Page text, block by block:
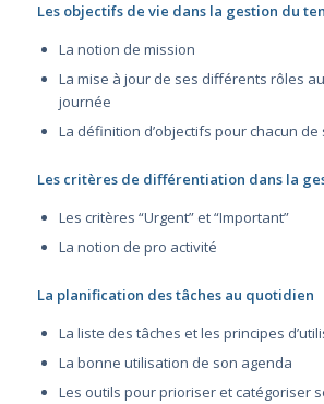
Les objectifs de vie dans la gestion du
La notion de mission
La mise à jour de ses différents rôles
journée
La définition d’objectifs pour chacun de
Les critères de différentiation dans la
Les critères “Urgent” et “Important”
La notion de pro activité
La planification des tâches au quotidien
La liste des tâches et les principes
La bonne utilisation de son agenda
Les outils pour prioriser et catégoriser